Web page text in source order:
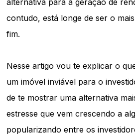
alternativa para a geração de
contudo, está longe de ser o
fim.
Nesse artigo vou te explicar o
um imóvel inviável para o
de te mostrar uma alternativa
estresse que vem crescendo a
popularizando entre os